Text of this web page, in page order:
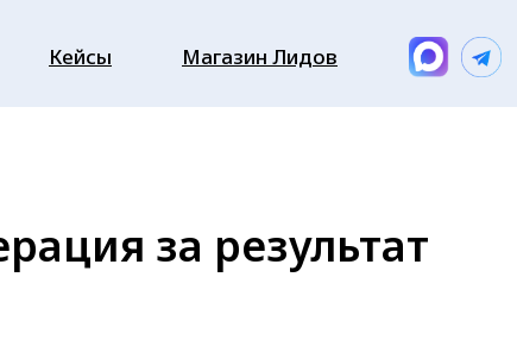
Кейсы Магазин Лидов
за результат